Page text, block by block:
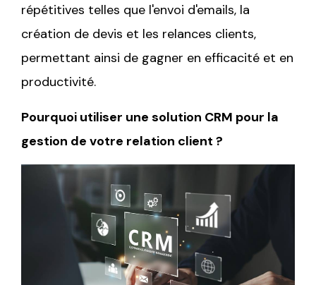
répétitives telles que l'envoi d'emails, la
création de devis et les relances clients,
permettant ainsi de gagner en efficacité et en
productivité.
Pourquoi utiliser une solution CRM pour la
gestion de votre relation client ?